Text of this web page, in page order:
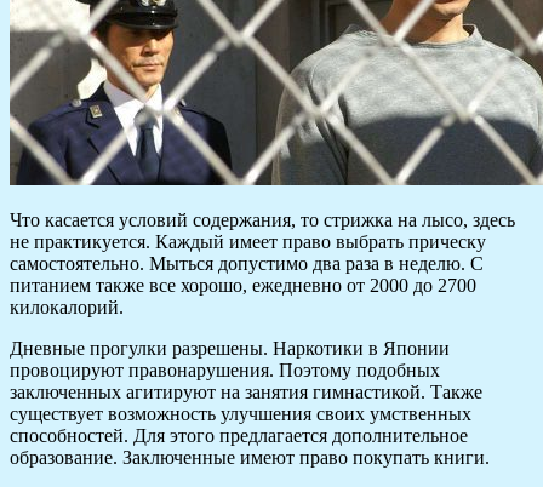
Что касается условий содержания, то стрижка на лысо, здесь
не практикуется. Каждый имеет право выбрать прическу
самостоятельно. Мыться допустимо два раза в неделю. С
питанием также все хорошо, ежедневно от 2000 до 2700
килокалорий.
Дневные прогулки разрешены. Наркотики в Японии
провоцируют правонарушения. Поэтому подобных
заключенных агитируют на занятия гимнастикой. Также
существует возможность улучшения своих умственных
способностей. Для этого предлагается дополнительное
образование. Заключенные имеют право покупать книги.